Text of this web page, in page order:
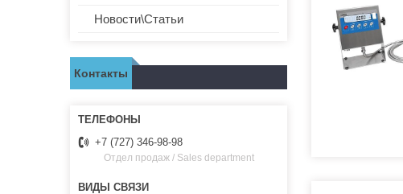
Новости\Статьи
Контакты
+7 (727) 346-98-98
Отдел продаж / Sales department